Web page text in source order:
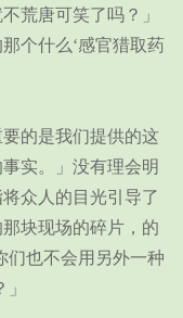
唐可笑了吗？」
个什么‘感官猎取药
的是我们提供的这
实。」没有理会明
众人的目光引导了
块现场的碎片，的
们也不会用另外一种